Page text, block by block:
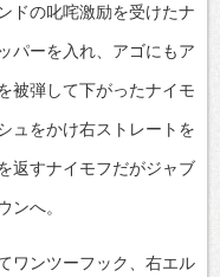
ドの叱咤激励を受けたナ
パーを入れ、アゴにもア
被弾して下がったナイモ
ュをかけ右ストレートを
返すナイモフだがジャブ
ンへ。
ワンツーフック、右エル